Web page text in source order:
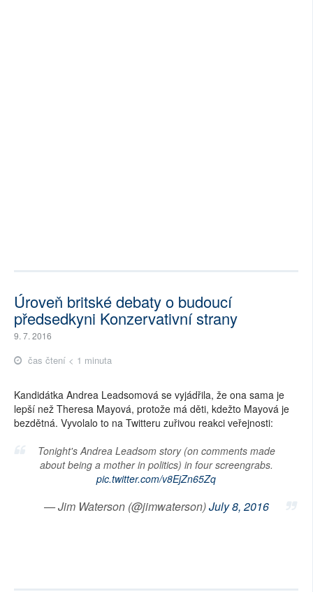
Úroveň britské debaty o budoucí
předsedkyni Konzervativní strany
9. 7. 2016
čas čtení < 1 minuta
Kandidátka Andrea Leadsomová se vyjádřila, že ona sama je
lepší než Theresa Mayová, protože má děti, kdežto Mayová je
bezdětná. Vyvolalo to na Twitteru zuřivou reakci veřejnosti:
Tonight's Andrea Leadsom story (on comments made
about being a mother in politics) in four screengrabs.
pic.twitter.com/v8EjZn65Zq
— Jim Waterson (@jimwaterson)July 8, 2016